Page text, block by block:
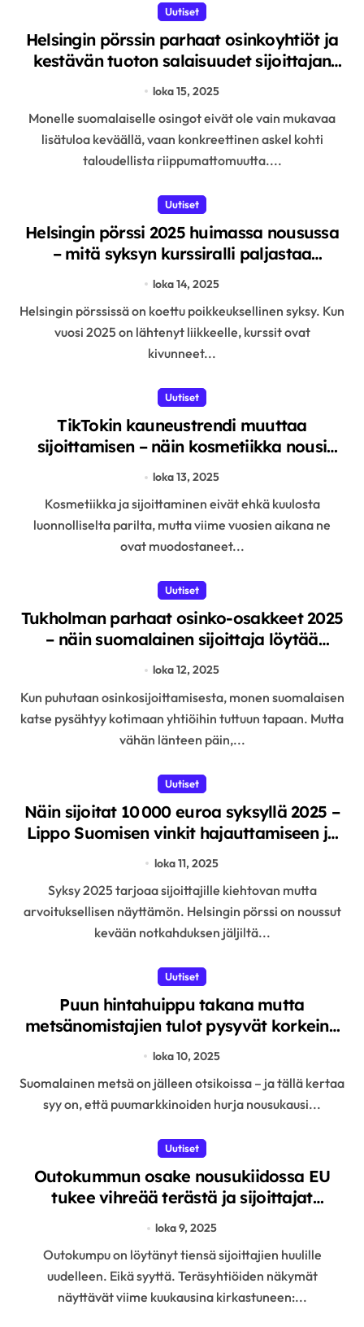
Uutiset
Helsingin pörssin parhaat osinkoyhtiöt ja
kestävän tuoton salaisuudet sijoittajan
loka 15, 2025
Monelle suomalaiselle osingot eivät ole vain mukavaa
lisätuloa keväällä, vaan konkreettinen askel kohti
taloudellista riippumattomuutta....
Uutiset
Helsingin pörssi 2025 huimassa nousussa
– mitä syksyn kurssiralli paljastaa
tulevaisuudesta
loka 14, 2025
Helsingin pörssissä on koettu poikkeuksellinen syksy. Kun
vuosi 2025 on lähtenyt liikkeelle, kurssit ovat
kivunneet...
Uutiset
TikTokin kauneustrendi muuttaa
sijoittamisen – näin kosmetiikka nousi
talouden vakaaksi kasvutähdeksi
loka 13, 2025
Kosmetiikka ja sijoittaminen eivät ehkä kuulosta
luonnolliselta parilta, mutta viime vuosien aikana ne
ovat muodostaneet...
Uutiset
Tukholman parhaat osinko-osakkeet 2025
– näin suomalainen sijoittaja löytää
vakaata tuottoa naapuripörssistä
loka 12, 2025
Kun puhutaan osinkosijoittamisesta, monen suomalaisen
katse pysähtyy kotimaan yhtiöihin tuttuun tapaan. Mutta
vähän länteen päin,...
Uutiset
Näin sijoitat 10 000 euroa syksyllä 2025 –
Lippo Suomisen vinkit hajauttamiseen ja
loka 11, 2025
Syksy 2025 tarjoaa sijoittajille kiehtovan mutta
arvoituksellisen näyttämön. Helsingin pörssi on noussut
kevään notkahduksen jäljiltä...
Uutiset
Puun hintahuippu takana mutta
metsänomistajien tulot pysyvät korkeina
metsäteollisuudelle
loka 10, 2025
Suomalainen metsä on jälleen otsikoissa – ja tällä kertaa
syy on, että puumarkkinoiden hurja nousukausi...
Uutiset
Outokummun osake nousukiidossa EU
tukee vihreää terästä ja sijoittajat
näkevät uusia mahdollisuuksia
loka 9, 2025
Outokumpu on löytänyt tiensä sijoittajien huulille
uudelleen. Eikä syyttä. Teräsyhtiöiden näkymät
näyttävät viime kuukausina kirkastuneen:...